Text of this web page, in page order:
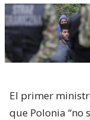
El primer
que Polonia “no